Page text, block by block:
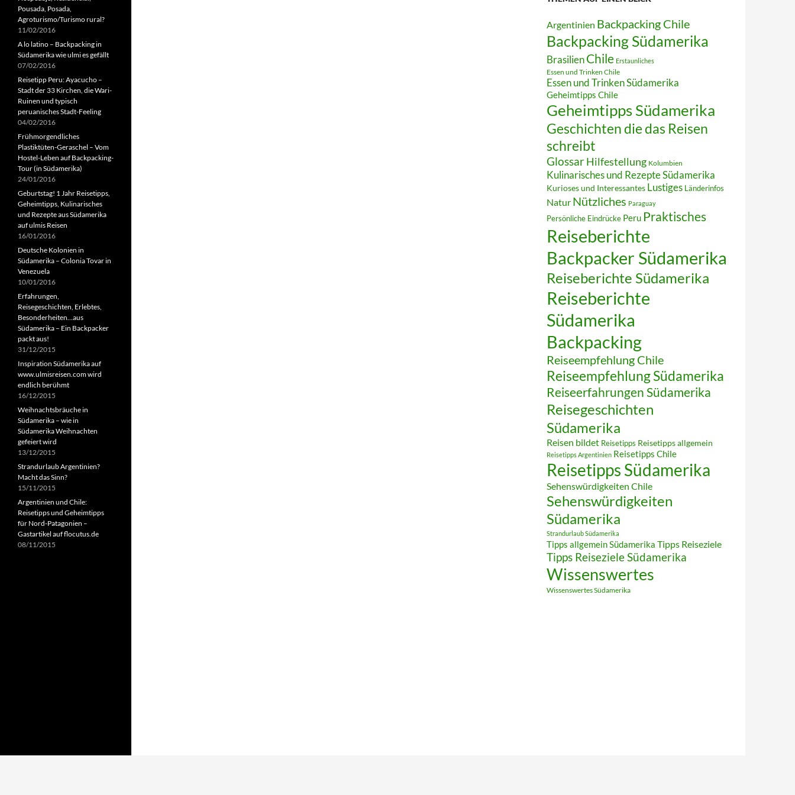
Argentinien Backpacking Chile
Backpacking Südamerika
Brasilien Chile Erstaunliches
Essen und Trinken Chile
Essen und Trinken Südamerika
Geheimtipps Chile
Geheimtipps Südamerika
Geschichten die das Reisen
schreibt
GlossarHilfestellung Kolumbien
Kulinarisches und Rezepte Südamerika
Kurioses und Interessantes Lustiges Länderinfos
Natur Nützliches Paraguay
Persönliche Eindrücke Peru Praktisches
Reiseberichte
Backpacker Südamerika
Reiseberichte Südamerika
Reiseberichte
Südamerika
Backpacking
Reiseempfehlung Chile
Reiseempfehlung Südamerika
Reiseerfahrungen Südamerika
Reisegeschichten
Südamerika
Reisen bildet Reisetipps Reisetipps allgemein
Reisetipps Argentinien Reisetipps Chile
Reisetipps Südamerika
Sehenswürdigkeiten Chile
Sehenswürdigkeiten
Südamerika
Strandurlaub Südamerika
Tipps allgemein Südamerika Tipps Reiseziele
Tipps Reiseziele Südamerika
Wissenswertes
Wissenswertes Südamerika
Pousada, Posada,
Agroturismo/Turismo rural?
11/02/2016
A lo latino – Backpacking in
Südamerika wie ulmi es gefällt
07/02/2016
Reisetipp Peru: Ayacucho –
Stadt der 33 Kirchen, die Wari-
Ruinen und typisch
peruanisches Stadt-Feeling
04/02/2016
Frühmorgendliches
Plastiktüten-Geraschel – Vom
Hostel-Leben auf Backpacking-
Tour (in Südamerika)
24/01/2016
Geburtstag! 1 Jahr Reisetipps,
Geheimtipps, Kulinarisches
und Rezepte aus Südamerika
auf ulmis Reisen
16/01/2016
Deutsche Kolonien in
Südamerika – Colonia Tovar in
Venezuela
10/01/2016
Erfahrungen,
Reisegeschichten, Erlebtes,
Besonderheiten…aus
Südamerika – Ein Backpacker
packt aus!
31/12/2015
Inspiration Südamerika auf
www.ulmisreisen.com wird
endlich berühmt
16/12/2015
Weihnachtsbräuche in
Südamerika – wie in
Südamerika Weihnachten
gefeiert wird
13/12/2015
Strandurlaub Argentinien?
Macht das Sinn?
15/11/2015
Argentinien und Chile:
Reisetipps und Geheimtipps
für Nord-Patagonien –
Gastartikel auf flocutus.de
08/11/2015